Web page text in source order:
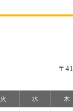
〒
火 水 木